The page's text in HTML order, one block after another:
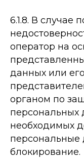
6.1.8. В случае
оператор на
данных или
органом по
персональных
необходимых
персональные
блокирование.